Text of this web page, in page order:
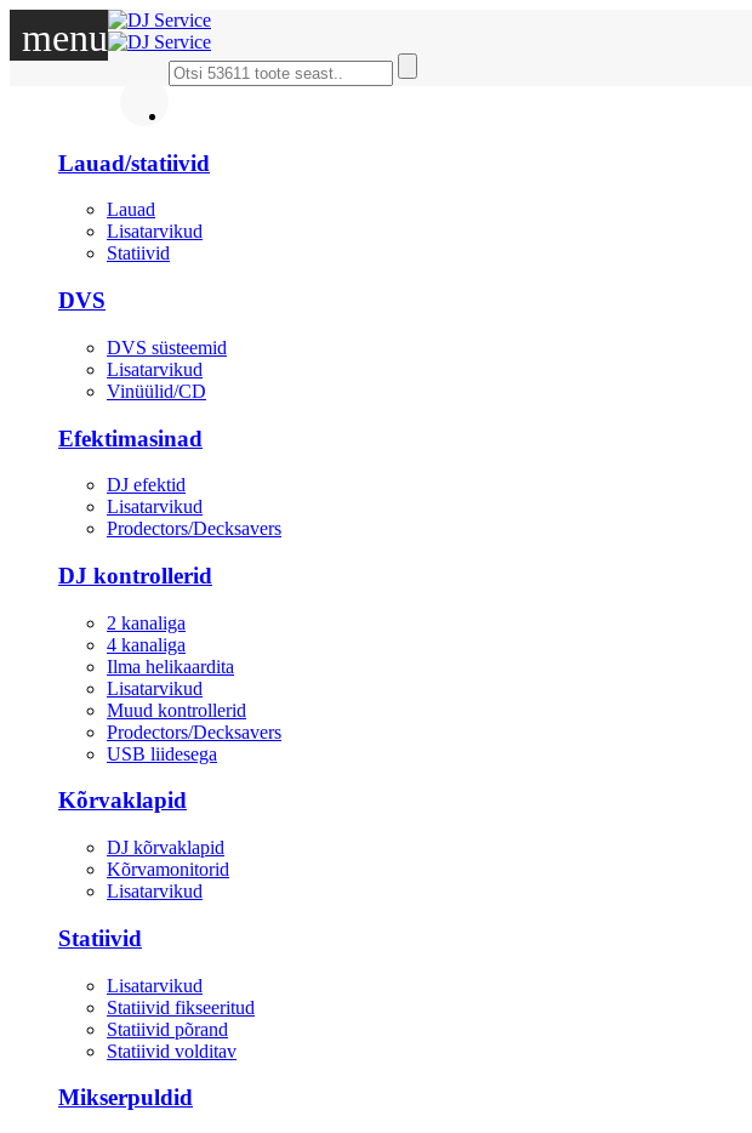
menu
Lauad/statiivid
Lauad
Lisatarvikud
Statiivid
DVS
DVS süsteemid
Lisatarvikud
Vinüülid/CD
Efektimasinad
DJ efektid
Lisatarvikud
Prodectors/Decksavers
DJ kontrollerid
2 kanaliga
4 kanaliga
Ilma helikaardita
Lisatarvikud
Muud kontrollerid
Prodectors/Decksavers
USB liidesega
Kõrvaklapid
DJ kõrvaklapid
Kõrvamonitorid
Lisatarvikud
Statiivid
Lisatarvikud
Statiivid fikseeritud
Statiivid põrand
Statiivid volditav
Mikserpuldid